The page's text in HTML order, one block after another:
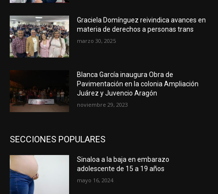
Graciela Domínguez reivindica avances en
materia de derechos a personas trans
marzo 30, 2025
Blanca García inaugura Obra de
Pavimentación en la colonia Ampliación
Juárez y Juvencio Aragón
noviembre 29, 2023
SECCIONES POPULARES
Sinaloa a la baja en embarazo
adolescente de 15 a 19 años
mayo 16, 2024